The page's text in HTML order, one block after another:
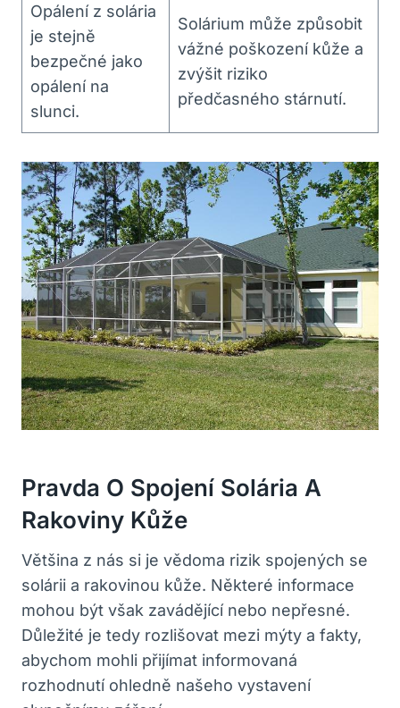
Opálení z solária
je stejně
bezpečné jako
opálení na
slunci.
Solárium může způsobit
vážné poškození kůže a
zvýšit riziko
předčasného stárnutí.
Pravda O Spojení Solária A
Rakoviny Kůže
Většina z nás si je vědoma rizik spojených se
solárii a rakovinou kůže. Některé informace
mohou být však zavádějící nebo nepřesné.
Důležité je tedy rozlišovat mezi mýty a fakty,
abychom mohli přijímat informovaná
rozhodnutí ohledně našeho vystavení